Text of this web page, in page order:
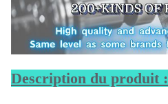
Description du produit :